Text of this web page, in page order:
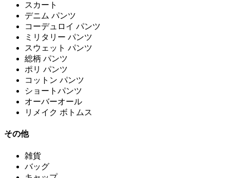
スカート
デニム パンツ
コーデュロイ パンツ
ミリタリー パンツ
スウェット パンツ
総柄 パンツ
ポリ パンツ
コットン パンツ
ショートパンツ
オーバーオール
リメイク ボトムス
その他
雑貨
バッグ